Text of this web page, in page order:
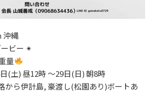
沖縄
ビー ✴︎
量
(土) 昼12時 〜29日(日) 朝8時
から伊計島, 豪渡し(松園あり)ボートあ